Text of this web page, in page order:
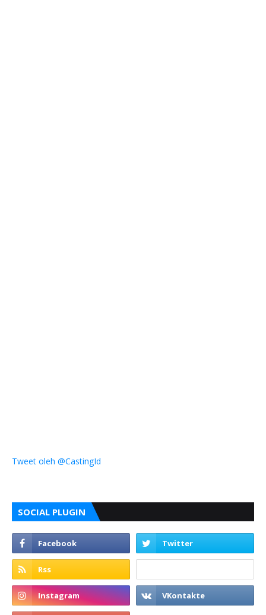
Tweet oleh @CastingId
SOCIAL PLUGIN